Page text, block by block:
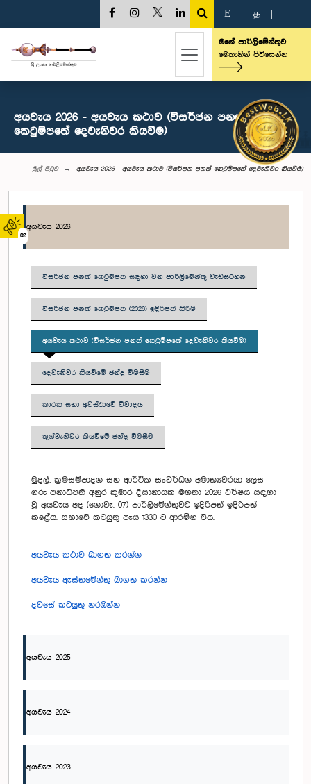
02
E த
මගේ පාර්ලිමේන්තුව
මෙතැනින් පිවිසෙන්න
අයවැය 2026 - අයවැය කථාව (විසර්ජන පනත්
කෙටුම්පතේ දෙවැනිවර කියවීම)
මුල් පිටුව අයවැය 2026 - අයවැය කථාව (විසර්ජන පනත් කෙටුම්පතේ දෙවැනිවර කියවීම)
අයවැය 2026
විසර්ජන පනත් කෙටුම්පත සඳහා වන පාර්ලිමේන්තු වැඩසටහන
විසර්ජන පනත් කෙටුම්පත (2026) ඉදිරිපත් කිරීම
අයවැය කථාව (විසර්ජන පනත් කෙටුම්පතේ දෙවැනිවර කියවීම)
දෙවැනිවර කියවීමේ ඡන්ද විමසීම
කාරක සභා අවස්ථාවේ විවාදය
තුන්වැනිවර කියවීමේ ඡන්ද විමසීම
මුදල්, ක්‍රමසම්පාදන සහ ආර්ථික සංවර්ධන අමාත්‍යවරයා ලෙස
ගරු ජනාධිපති අනුර කුමාර දිසානායක මහතා 2026 වර්ෂය සඳහා
වූ අයවැය අද (නොවැ. 07) පාර්ලිමේන්තුවට ඉදිරිපත් ඉදිරිපත්
කළේය. සභාවේ කටයුතු පැය 1330 ට ආරම්භ විය.
අයවැය කථාව බාගත කරන්න
අයවැය ඇස්තමේන්තු බාගත කරන්න
දවසේ කටයුතු නරඹන්න
අයවැය 2025
අයවැය 2024
අයවැය 2023